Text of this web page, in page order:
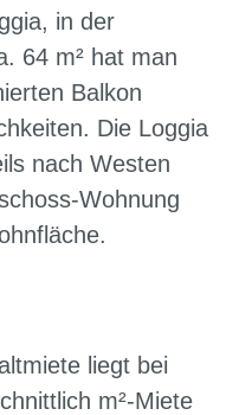
in der
64 m² hat man
Balkon
Die Loggia
nach Westen
Wohnung
liegt bei
m²-Miete